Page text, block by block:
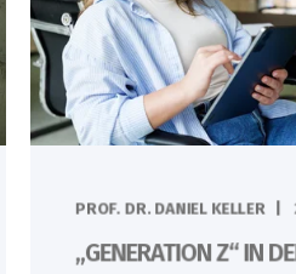
PROF. DR. DANIEL KELLER
„GENERATION Z“ IN